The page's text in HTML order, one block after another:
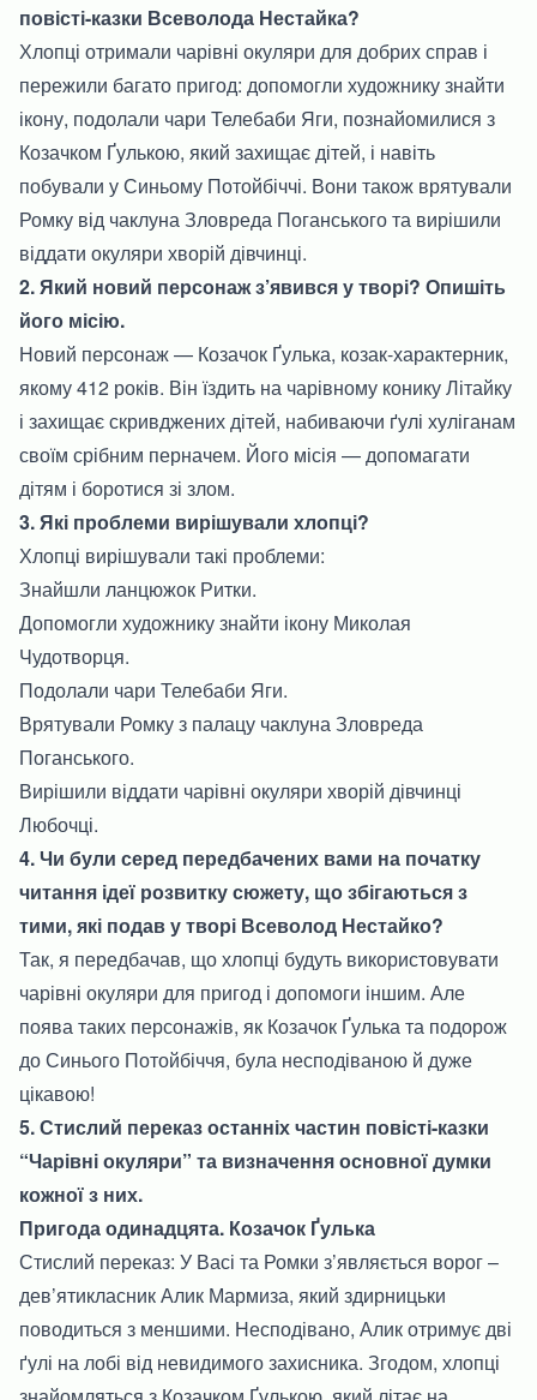
повісті-казки Всеволода Нестайка?
Хлопці отримали чарівні окуляри для добрих справ і
пережили багато пригод: допомогли художнику знайти
ікону, подолали чари Телебаби Яги, познайомилися з
Козачком Ґулькою, який захищає дітей, і навіть
побували у Синьому Потойбіччі. Вони також врятували
Ромку від чаклуна Зловреда Поганського та вирішили
віддати окуляри хворій дівчинці.
2. Який новий персонаж з’явився у творі? Опишіть
його місію.
Новий персонаж — Козачок Ґулька, козак-характерник,
якому 412 років. Він їздить на чарівному конику Літайку
і захищає скривджених дітей, набиваючи ґулі хуліганам
своїм срібним перначем. Його місія — допомагати
дітям і боротися зі злом.
3. Які проблеми вирішували хлопці?
Хлопці вирішували такі проблеми:
Знайшли ланцюжок Ритки.
Допомогли художнику знайти ікону Миколая
Чудотворця.
Подолали чари Телебаби Яги.
Врятували Ромку з палацу чаклуна Зловреда
Поганського.
Вирішили віддати чарівні окуляри хворій дівчинці
Любочці.
4. Чи були серед передбачених вами на початку
читання ідеї розвитку сюжету, що збігаються з
тими, які подав у творі Всеволод Нестайко?
Так, я передбачав, що хлопці будуть використовувати
чарівні окуляри для пригод і допомоги іншим. Але
поява таких персонажів, як Козачок Ґулька та подорож
до Синього Потойбіччя, була несподіваною й дуже
цікавою!
5. Стислий переказ останніх частин повісті-казки
“Чарівні окуляри” та визначення основної думки
кожної з них.
Пригода одинадцята. Козачок Ґулька
Стислий переказ: У Васі та Ромки з’являється ворог –
дев’ятикласник Алик Мармиза, який здирницьки
поводиться з меншими. Несподівано, Алик отримує дві
ґулі на лобі від невидимого захисника. Згодом, хлопці